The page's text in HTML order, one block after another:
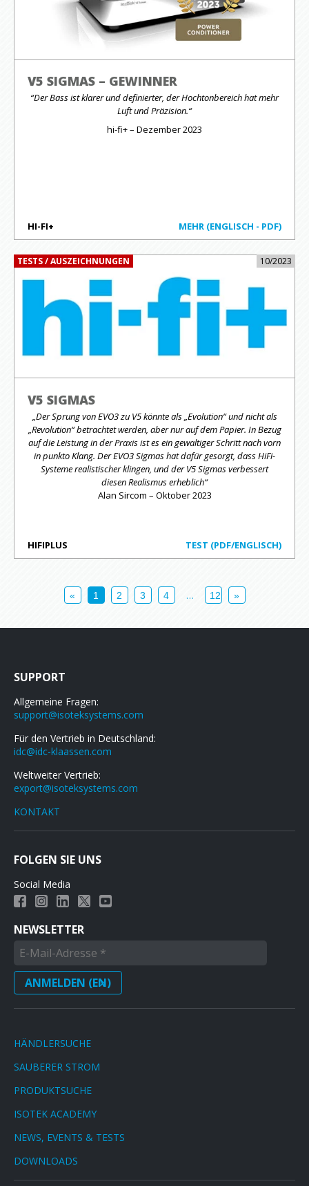
V5 SIGMAS – GEWINNER
“Der Bass ist klarer und definierter, der Hochtonbereich hat mehr
Luft und Präzision.“
hi-fi+ – Dezember 2023
HI-FI+ MEHR (ENGLISCH - PDF)
TESTS / AUSZEICHNUNGEN 10/2023
V5 SIGMAS
„Der Sprung von EVO3 zu V5 könnte als „Evolution“ und nicht als
„Revolution“ betrachtet werden, aber nur auf dem Papier. In Bezug
auf die Leistung in der Praxis ist es ein gewaltiger Schritt nach vorn
in punkto Klang. Der EVO3 Sigmas hat dafür gesorgt, dass HiFi-
Systeme realistischer klingen, und der V5 Sigmas verbessert
diesen Realismus erheblich“
Alan Sircom – Oktober 2023
HIFIPLUS TEST (PDF/ENGLISCH)
« 1 2 3 4 … 12 »
SUPPORT
Allgemeine Fragen:
support@isoteksystems.com
Für den Vertrieb in Deutschland:
idc@idc-klaassen.com
Weltweiter Vertrieb:
export@isoteksystems.com
KONTAKT
FOLGEN SIE UNS
Social Media
NEWSLETTER
HÄNDLERSUCHE
SAUBERER STROM
PRODUKTSUCHE
ISOTEK ACADEMY
NEWS, EVENTS & TESTS
DOWNLOADS